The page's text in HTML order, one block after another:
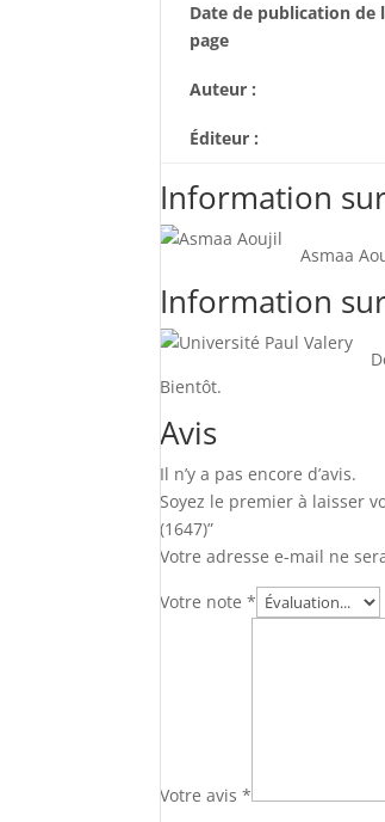
Date de publication de
page
Auteur :
Éditeur :
Information
Asmaa
Information
Bientôt.
Avis
Il n’y a pas encore d’avis.
Soyez le premier à laisser
(1647)”
Votre adresse e-mail ne
Votre note*
Votre avis*